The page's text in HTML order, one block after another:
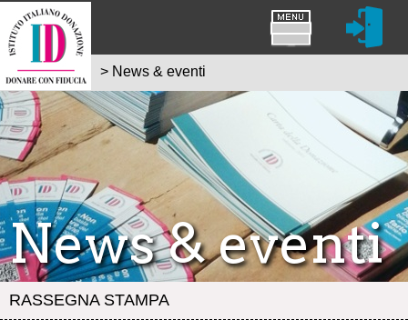
News & eventi
RASSEGNA STAMPA
> News & eventi